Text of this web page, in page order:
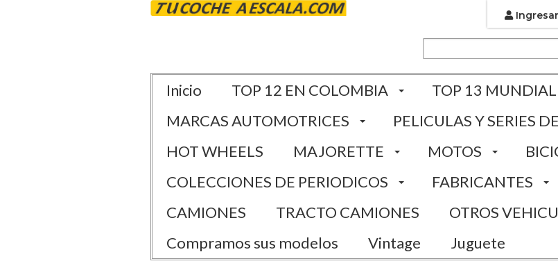
Ingresar
Inicio TOP 12 EN COLOMBIA TOP 13 MUNDIAL
MARCAS AUTOMOTRICES
PELICULAS Y SERIES
HOT WHEELS
MAJORETTE MOTOS
COLECCIONES DE PERIODICOS
FABRICANTES
CAMIONES
TRACTO CAMIONES
OTROS
Compramos sus modelos
Vintage Juguete